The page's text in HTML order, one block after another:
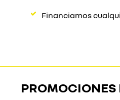
Financiamos